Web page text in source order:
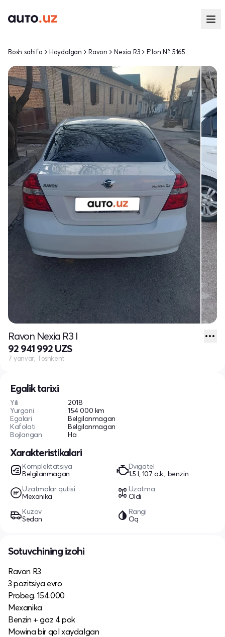
Egalik tarixi
Yili
2018
Yurgani
154 000 km
Egalari
Belgilanmagan
Kafolati
Belgilanmagan
Bojlangan
Ha
Xarakteristikalari
Komplektatsiya
Belgilanmagan
Dvigatel
1.5 l, 107 o.k., benzin
Uzatmalar qutisi
Mexanika
Uzatma
Oldi
Kuzov
Sedan
Rangi
Oq
Bosh sahifa Haydalgan Ravon Nexia R3 E'lon № 5165
Ravon Nexia R3 I
92 941 992 UZS
7 yanvar, Toshkent
Sotuvchining izohi
Ravon R3
3 pozitsiya evro
Probeg. 154.000
Mexanika
Benzin + gaz 4 pok
Mowina bir qol xaydalgan